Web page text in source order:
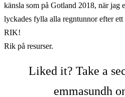
känsla som på Gotland 2018, när jag
lyckades fylla alla regntunnor efter
RIK!
Rik på resurser.
Liked it? Take a
emmasundh